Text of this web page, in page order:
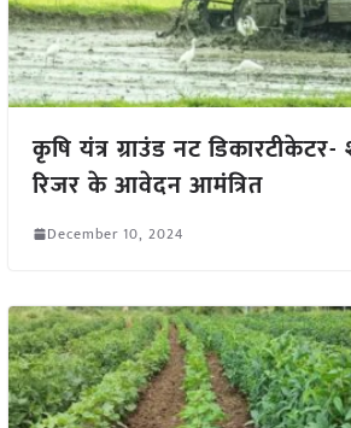
कृषि यंत्र ग्राउंड नट
रिजर के आवेदन आमंत्रित
December 10, 2024